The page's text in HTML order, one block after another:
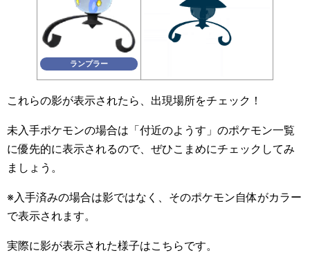
ランプラー
これらの影が表示されたら、出現場所をチェック！
未入手ポケモンの場合は「付近のようす」のポケモン一覧
に優先的に表示されるので、ぜひこまめにチェックしてみ
ましょう。
※入手済みの場合は影ではなく、そのポケモン自体がカラー
で表示されます。
実際に影が表示された様子はこちらです。